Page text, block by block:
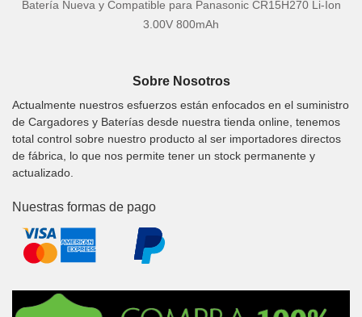
Batería Nueva y Compatible para Panasonic CR15H270 Li-Ion
3.00V 800mAh
Sobre Nosotros
Actualmente nuestros esfuerzos están enfocados en el suministro
de Cargadores y Baterías desde nuestra tienda online, tenemos
total control sobre nuestro producto al ser importadores directos
de fábrica, lo que nos permite tener un stock permanente y
actualizado.
Nuestras formas de pago